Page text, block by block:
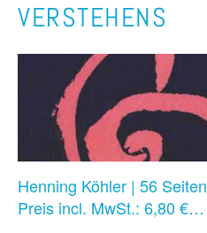
VERSTEHENS
Henning Köhler | 56 Seiten
Preis incl. MwSt.: 6,80 €…